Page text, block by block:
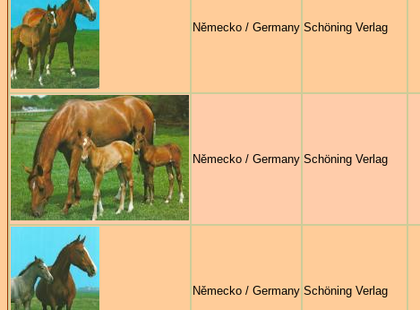
Německo / Germany Schöning Verlag
Německo / Germany Schöning Verlag
Německo / Germany Schöning Verlag